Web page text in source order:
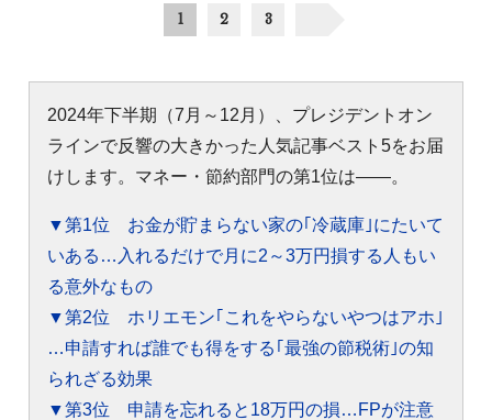
1 2 3
2024年下半期（7月～12月）、プレジデントオン
ラインで反響の大きかった人気記事ベスト5をお届
けします。マネー・節約部門の第1位は――。
▼第1位 お金が貯まらない家の｢冷蔵庫｣にたいて
いある…入れるだけで月に2～3万円損する人もい
る意外なもの
▼第2位 ホリエモン｢これをやらないやつはアホ｣
…申請すれば誰でも得をする｢最強の節税術｣の知
られざる効果
▼第3位 申請を忘れると18万円の損…FPが注意